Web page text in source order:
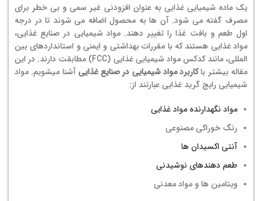
یک ماده شیمیایی غذایی به عنوان افزودنی غیر سمی و بی خطر برای
مصرف گفته می شود. آن ها به محصول اضافه می شوند تا در درجه
اول طعم و بافت غذا را تغییر دهند. مواد شیمیایی در صنایع غذایی،
مواد غذایی هستند که با مقررات بهداشتی و ایمنی و استانداردهای بین
المللی، مانند کدکس مواد شیمیایی غذایی (FCC) مطابقت دارند. در این
مقاله بیشتر باکاربرد مواد شیمیایی در صنایع غذاییآشنا میشویم. مواد
شیمیایی رایج گرید غذایی عبارتند از:
مواد نگهدارنده مواد غذایی
رنگ خوراکی مصنوعی
آنتی اکسیدان ها
طعم دهندهای نوشیدنی
ویتامین ها و مواد معدنی